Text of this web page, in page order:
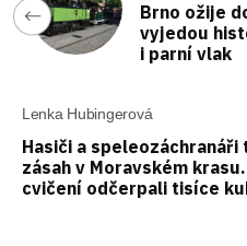
Brno ožije
vyjedou
i parní vlak
Lenka Hubingerová
Hasiči a speleozáchranáři
zásah v Moravském
cvičení odčerpali tisíce